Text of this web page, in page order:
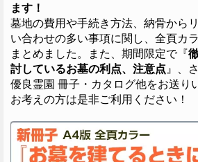
ます！
墓地の費用や手続き方法、納骨から
い合わせの多い事項に関し、全頁カ
まとめました。また、期間限定で『
討しているお墓の利点、注意点 』、
優良霊園 冊子・カタログ他をお送り
お考えの方は是非ご利用ください！